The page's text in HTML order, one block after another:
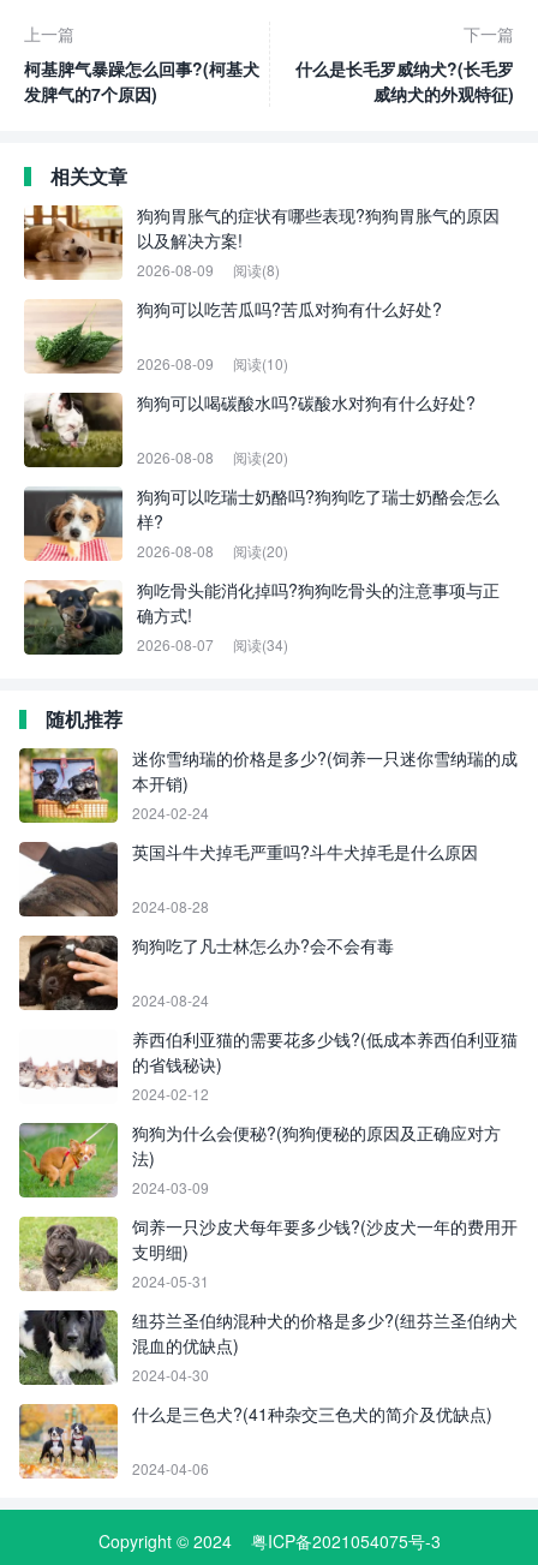
上一篇
柯基脾气暴躁怎么回事?(柯基犬
发脾气的7个原因)
下一篇
什么是长毛罗威纳犬?(长毛罗
威纳犬的外观特征)
相关文章
狗狗胃胀气的症状有哪些表现?狗狗胃胀气的原因
以及解决方案!
2026-08-09 阅读(8)
狗狗可以吃苦瓜吗?苦瓜对狗有什么好处?
2026-08-09 阅读(10)
狗狗可以喝碳酸水吗?碳酸水对狗有什么好处?
2026-08-08 阅读(20)
狗狗可以吃瑞士奶酪吗?狗狗吃了瑞士奶酪会怎么
样?
2026-08-08 阅读(20)
狗吃骨头能消化掉吗?狗狗吃骨头的注意事项与正
确方式!
2026-08-07 阅读(34)
随机推荐
迷你雪纳瑞的价格是多少?(饲养一只迷你雪纳瑞的成
本开销)
2024-02-24
英国斗牛犬掉毛严重吗?斗牛犬掉毛是什么原因
2024-08-28
狗狗吃了凡士林怎么办?会不会有毒
2024-08-24
养西伯利亚猫的需要花多少钱?(低成本养西伯利亚猫
的省钱秘诀)
2024-02-12
狗狗为什么会便秘?(狗狗便秘的原因及正确应对方
法)
2024-03-09
饲养一只沙皮犬每年要多少钱?(沙皮犬一年的费用开
支明细)
2024-05-31
纽芬兰圣伯纳混种犬的价格是多少?(纽芬兰圣伯纳犬
混血的优缺点)
2024-04-30
什么是三色犬?(41种杂交三色犬的简介及优缺点)
2024-04-06
Copyright © 2024 粤ICP备2021054075号-3